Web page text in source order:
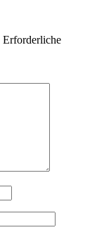
Erforderliche